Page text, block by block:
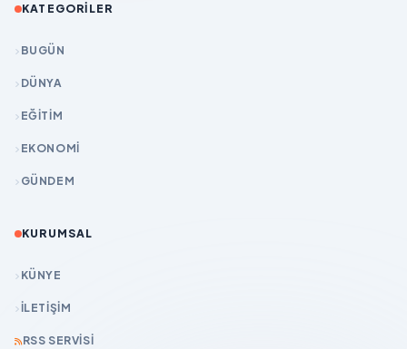
KATEGORILER
BUGÜN
DÜNYA
EĞİTİM
EKONOMİ
GÜNDEM
KURUMSAL
KÜNYE
İLETIŞIM
RSS SERVISI